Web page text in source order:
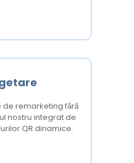
remarketing fără
nostru integrat de
QR dinamice.